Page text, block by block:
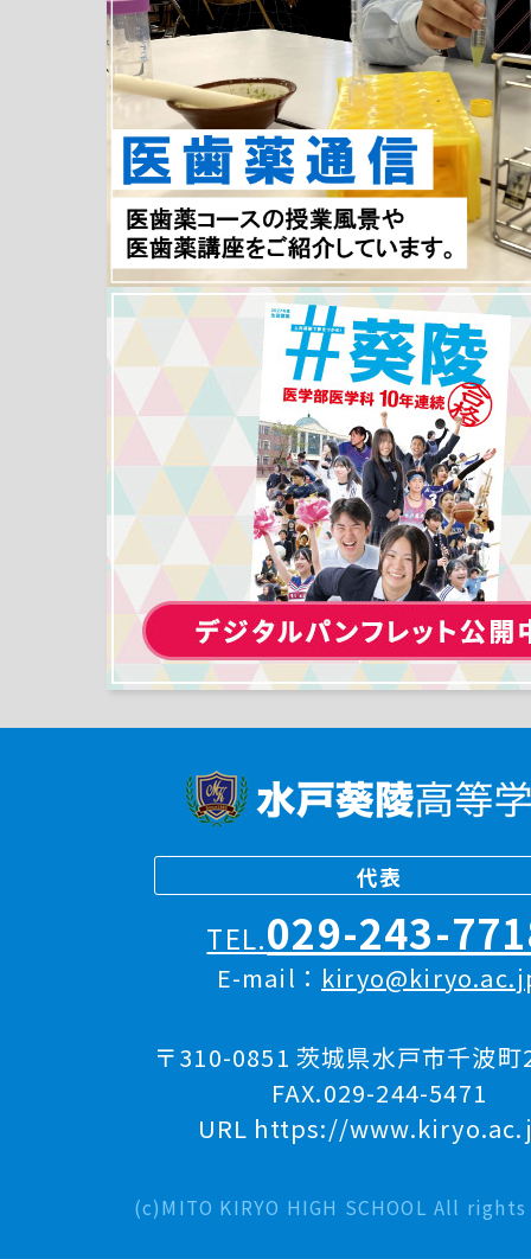
代表
TEL.029-243-
E-mail：
〒310-0851 茨城県水戸市千波
FAX.029-244-5471
URL https://
(c)MITO KIRYO HIGH SCHOOL All